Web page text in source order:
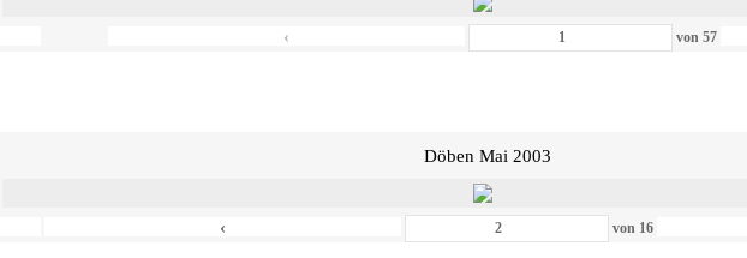
‹ von57
Döben Mai 2003
‹ von 16